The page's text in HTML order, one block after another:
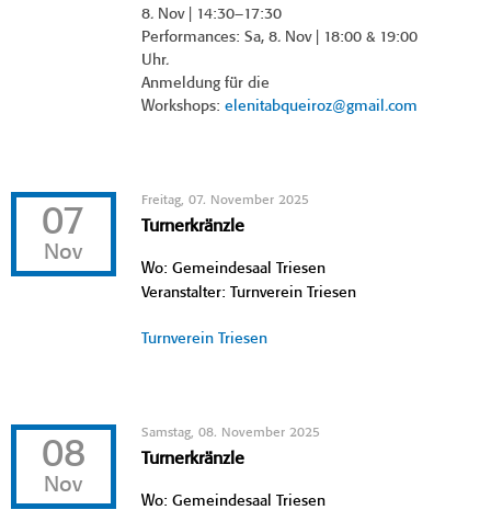
8. Nov | 14:30–17:30
Performances: Sa, 8. Nov | 18:00 & 19:00
Uhr.
Anmeldung für die
Workshops:elenitabqueiroz@gmail.com
07
Nov
Freitag, 07. November 2025
Turnerkränzle
Wo: Gemeindesaal Triesen
Veranstalter: Turnverein Triesen
Turnverein Triesen
08
Nov
Samstag, 08. November 2025
Turnerkränzle
Wo: Gemeindesaal Triesen